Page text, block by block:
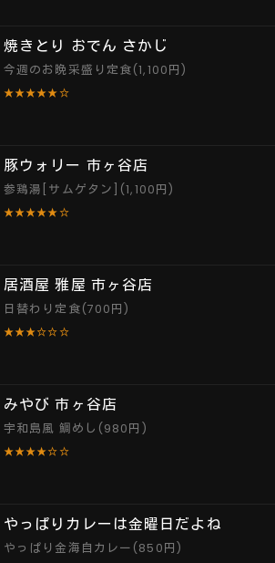
焼きとり おでん さかじ
今週のお晩采盛り定食(1,100円)
★★★★★☆
豚ウォリー 市ヶ谷店
参鶏湯[サムゲタン](1,100円)
★★★★★☆
居酒屋 雅屋 市ヶ谷店
日替わり定食(700円)
★★★☆☆☆
みやび 市ヶ谷店
宇和島風 鯛めし(980円)
★★★★☆☆
やっぱりカレーは金曜日だよね
やっぱり金海自カレー(850円)